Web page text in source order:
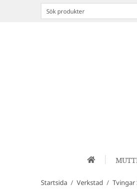
Startsida / Verkstad / Tvingar